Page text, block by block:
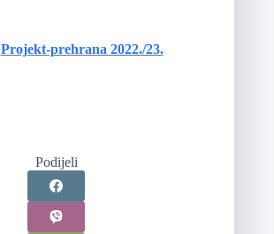
Projekt-prehrana 2022./23.
Podijeli